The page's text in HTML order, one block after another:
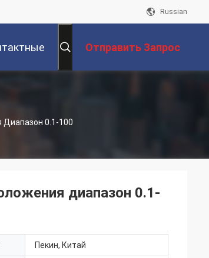
Russian
Отправить Запрос
0.1-100
диапазон 0.1-
Пекин, Китай